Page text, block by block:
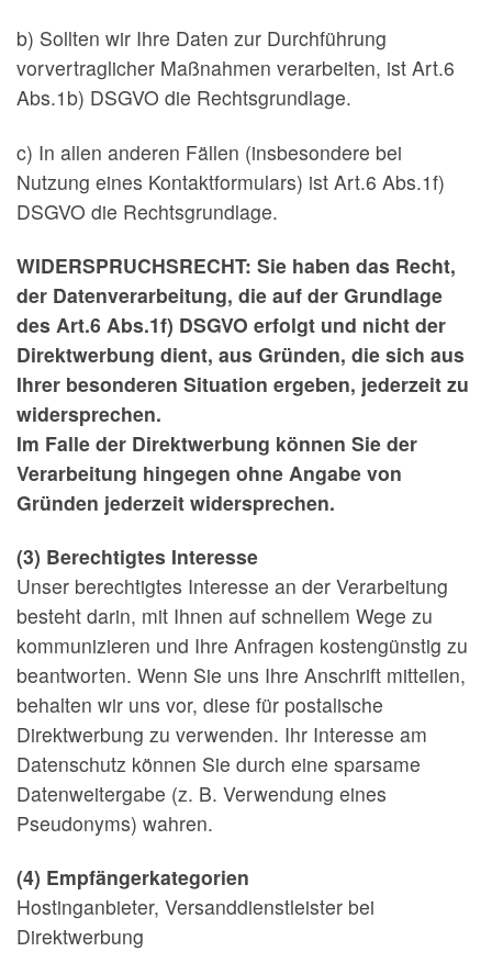
b) Sollten wir Ihre Daten zur Durchführung
vorvertraglicher Maßnahmen verarbeiten, ist Art.6
Abs.1b) DSGVO die Rechtsgrundlage.
c) In allen anderen Fällen (insbesondere bei
Nutzung eines Kontaktformulars) ist Art.6 Abs.1f)
DSGVO die Rechtsgrundlage.
WIDERSPRUCHSRECHT: Sie haben das Recht,
der Datenverarbeitung, die auf der Grundlage
des Art.6 Abs.1f) DSGVO erfolgt und nicht der
Direktwerbung dient, aus Gründen, die sich aus
Ihrer besonderen Situation ergeben, jederzeit zu
widersprechen.
Im Falle der Direktwerbung können Sie der
Verarbeitung hingegen ohne Angabe von
Gründen jederzeit widersprechen.
(3) Berechtigtes Interesse
Unser berechtigtes Interesse an der Verarbeitung
besteht darin, mit Ihnen auf schnellem Wege zu
kommunizieren und Ihre Anfragen kostengünstig zu
beantworten. Wenn Sie uns Ihre Anschrift mitteilen,
behalten wir uns vor, diese für postalische
Direktwerbung zu verwenden. Ihr Interesse am
Datenschutz können Sie durch eine sparsame
Datenweitergabe (z. B. Verwendung eines
Pseudonyms) wahren.
(4) Empfängerkategorien
Hostinganbieter, Versanddienstleister bei
Direktwerbung